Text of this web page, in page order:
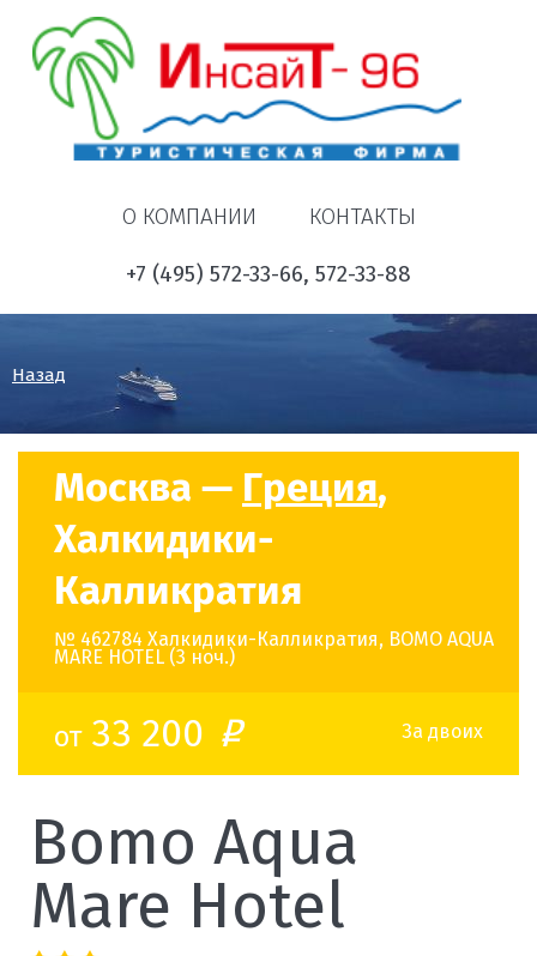
О КОМПАНИИ КОНТАКТЫ
+7 (495) 572-33-66, 572-33-88
Назад
Москва — Греция,
Халкидики-
Калликратия
№ 462784 Халкидики-Калликратия, BOMO AQUA
MARE HOTEL (3 ноч.)
от33 200 o За двоих
Bomo Aqua
Mare Hotel